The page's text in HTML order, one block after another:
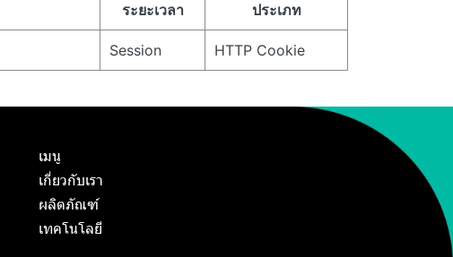
ระยะเวลา ประเภท
Session HTTP Cookie
เมนู
เกี่ยวกับเรา
ผลิตภัณฑ์
เทคโนโลยี